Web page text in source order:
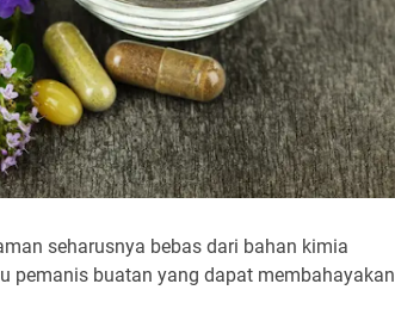
seharusnya bebas dari bahan kimia
pemanis buatan yang dapat membahayakan